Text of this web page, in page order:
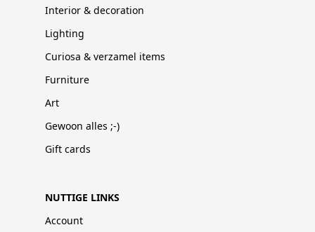
Interior & decoration
Lighting
Curiosa & verzamel items
Furniture
Art
Gewoon alles ;-)
Gift cards
NUTTIGE LINKS
Account